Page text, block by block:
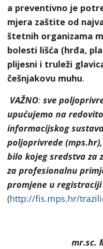
a preventivno je
mjera zaštite od
štetnih organizama
bolesti lišća (hrđa,
plijesni i truleži
češnjakovu muhu.
VAŽNO: sve
upućujemo na
informacijskog
poljoprivrede
bilo kojeg sredstva za
za profesionalnu
promjene u registraciji
(http://fis.mps.hr/
mr.sc.